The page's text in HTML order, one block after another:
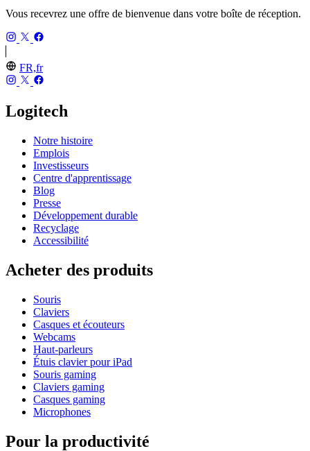
Vous recevrez une offre de bienvenue dans votre boîte de réception.
FR,fr
Logitech
Notre histoire
Emplois
Investisseurs
Centre d'apprentissage
Blog
Presse
Développement durable
Recyclage
Accessibilité
Acheter des produits
Souris
Claviers
Casques et écouteurs
Webcams
Haut-parleurs
Étuis clavier pour iPad
Souris gaming
Claviers gaming
Casques gaming
Microphones
Pour la productivité